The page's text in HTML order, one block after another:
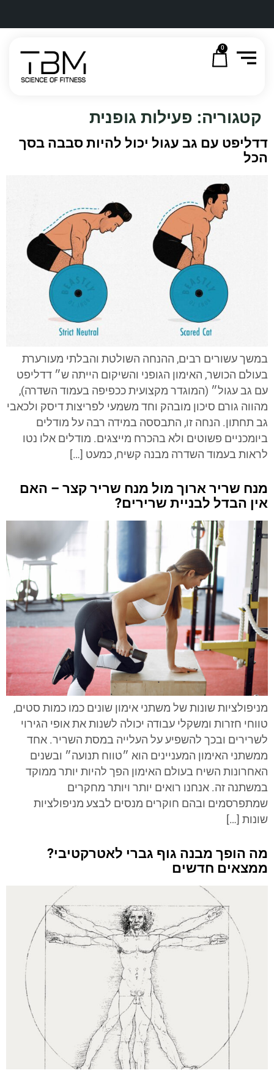
0
קטגוריה: פעילות גופנית
דדליפט עם גב עגול יכול להיות סבבה בסך
הכל
במשך עשורים רבים, ההנחה השולטת והבלתי מעורערת
בעולם הכושר, האימון הגופני והשיקום הייתה ש״ דדליפט
עם גב עגול״ (המוגדר מקצועית ככפיפה בעמוד השדרה),
מהווה גורם סיכון מובהק וחד משמעי לפריצות דיסק ולכאבי
גב תחתון. הנחה זו, התבססה במידה רבה על מודלים
ביומכניים פשוטים ולא בהכרח מייצגים. מודלים אלו נטו
לראות בעמוד השדרה מבנה קשיח, כמעט […]
מנח שריר ארוך מול מנח שריר קצר – האם
אין הבדל לבניית שרירים?
מניפולציות שונות של משתני אימון שונים כמו כמות סטים,
טווחי חזרות ומשקלי עבודה יכולה לשנות את אופי הגירוי
לשרירים ובכך להשפיע על העלייה במסת השריר. אחד
ממשתני האימון המעניינים הוא ״טווח תנועה״ ובשנים
האחרונות השיח בעולם האימון הפך להיות יותר ממוקד
במשתנה זה. אנחנו רואים יותר ויותר מחקרים
שמתפרסמים ובהם חוקרים מנסים לבצע מניפולציות
שונות […]
מה הופך מבנה גוף גברי לאטרקטיבי?
ממצאים חדשים